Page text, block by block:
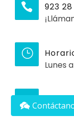
923 28
Lunes